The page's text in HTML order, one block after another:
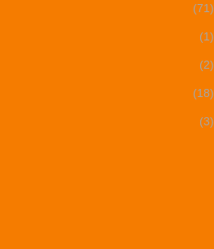
(71)
(1)
(2)
(18)
(3)